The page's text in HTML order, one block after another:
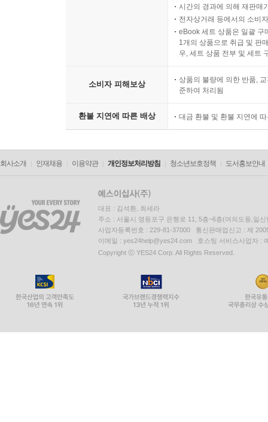
시간의 경과에 의해 재판매
전자상거래 등에서의 소비
eBook 세트 상품은 일괄 구
1개의 상품으로 취급 및 판
우, 세트 상품 전부 및 세트
소비자 피해보상
상품의 불량에 의한 반품,
준하여 처리됨
환불 지연에 따른 배상 대금 환불 및 환불 지연에
회사소개 인재채용 이용약관 개인정보처리방침 청소년보호정책 도서홍보안내
대표 : 김석환, 최세라
주소 : 서울시 영등포구 은행로 11, 5층~6층(여의도동,일신
사업자등록번호 : 229-81-37000 통신판매업신고 : 제
이메일 : yes24help@yes24.com 호스팅 서비스사업자 :
Copyright ⓒ YES24 Corp. All Rights Reserved.